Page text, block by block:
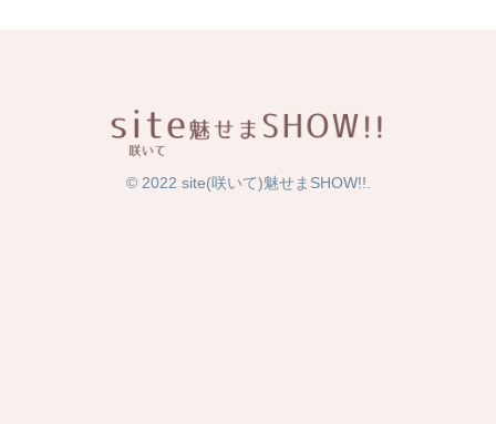
© 2022 site(咲いて)魅せまSHOW!!.